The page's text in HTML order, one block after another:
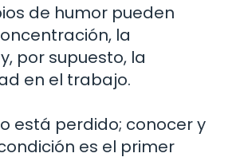
de humor pueden
la
por supuesto, la
en el trabajo.
está perdido; conocer y
es el primer